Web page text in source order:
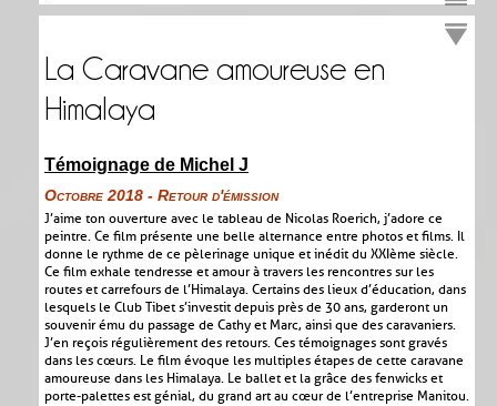
La Caravane amoureuse en
Himalaya
Témoignage de Michel J
Octobre 2018 - Retour d'émission
J’aime ton ouverture avec le tableau de Nicolas Roerich, j’adore ce
peintre. Ce film présente une belle alternance entre photos et films. Il
donne le rythme de ce pèlerinage unique et inédit du XXIème siècle.
Ce film exhale tendresse et amour à travers les rencontres sur les
routes et carrefours de l’Himalaya. Certains des lieux d’éducation, dans
lesquels le Club Tibet s’investit depuis près de 30 ans, garderont un
souvenir ému du passage de Cathy et Marc, ainsi que des caravaniers.
J’en reçois régulièrement des retours. Ces témoignages sont gravés
dans les cœurs. Le film évoque les multiples étapes de cette caravane
amoureuse dans les Himalaya. Le ballet et la grâce des fenwicks et
porte-palettes est génial, du grand art au cœur de l’entreprise Manitou.